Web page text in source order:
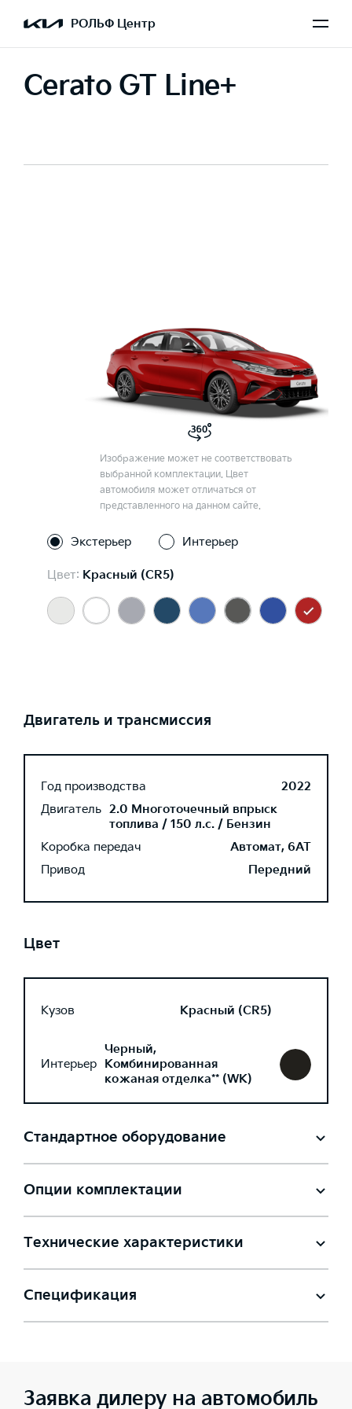
РОЛЬФ Центр
Cerato GT Line+
Изображение может не соответствовать
выбранной комплектации. Цвет
автомобиля может отличаться от
представленного на данном сайте.
Экстерьер Интерьер
Цвет: Красный (CR5)
Двигатель и трансмиссия
Год производства
2022
Двигатель 2.0 Многоточечный впрыск
топлива / 150 л.с. / Бензин
Коробка передач
Автомат, 6AT
Привод
Передний
Цвет
Кузов Красный (CR5)
Интерьер
Черный,
Комбинированная
кожаная отделка** (WK)
Стандартное оборудование
Опции комплектации
Технические характеристики
Спецификация
Заявка дилеру на автомобиль